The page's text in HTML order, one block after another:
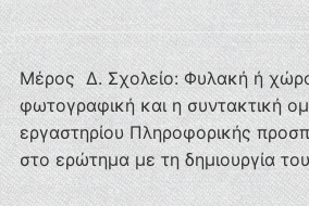
Μέρος Δ. Σχολείο: Φυλακή ή
φωτογραφική και η συντακτική
εργαστηρίου Πληροφορικής
στο ερώτημα με τη δημιουργία